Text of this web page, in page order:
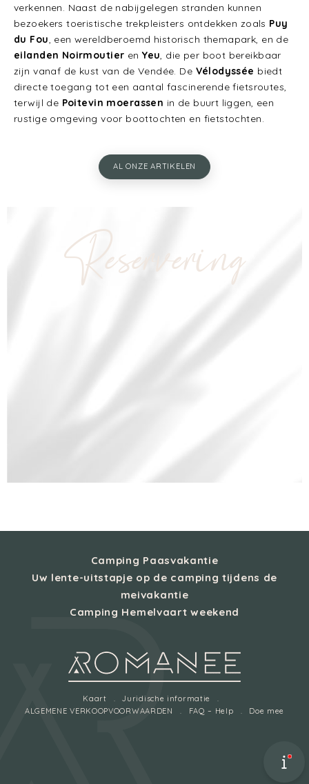
verkennen. Naast de nabijgelegen stranden kunnen
bezoekers toeristische trekpleisters ontdekken zoals Puy
du Fou, een wereldberoemd historisch themapark, en de
eilanden Noirmoutier enYeu, die per boot bereikbaar
zijn vanaf de kust van de Vendée. De Vélodyssée biedt
directe toegang tot een aantal fascinerende fietsroutes,
terwijl de Poitevin moerassen in de buurt liggen, een
rustige omgeving voor boottochten en fietstochten.
AL ONZE ARTIKELEN
Reservering
Camping Paasvakantie
Uw lente-uitstapje op de camping tijdens de
meivakantie
Camping Hemelvaart weekend
Kaart
Juridische informatie
ALGEMENE VERKOOPVOORWAARDEN
FAQ – Help Doe mee